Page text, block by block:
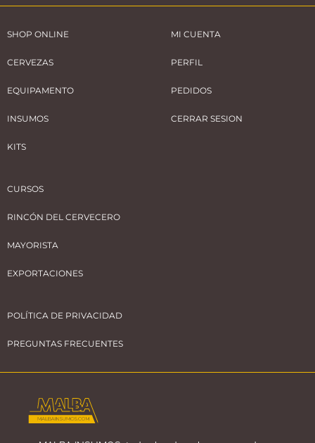
SHOP ONLINE
CERVEZAS
EQUIPAMENTO
INSUMOS
KITS
MI CUENTA
PERFIL
PEDIDOS
CERRAR SESION
CURSOS
RINCÓN DEL CERVECERO
MAYORISTA
EXPORTACIONES
POLÍTICA DE PRIVACIDAD
PREGUNTAS FRECUENTES